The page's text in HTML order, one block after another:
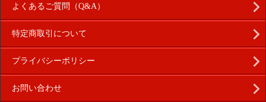
よくあるご質問（Q&A）
特定商取引について
プライバシーポリシー
お問い合わせ